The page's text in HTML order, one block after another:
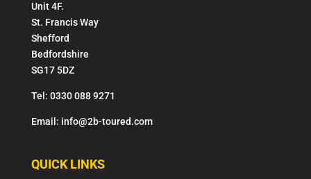
Unit 4F.
St. Francis Way
Shefford
Bedfordshire
SG17 5DZ
Tel: 0330 088 9271
Email: info@2b-toured.com
QUICK LINKS